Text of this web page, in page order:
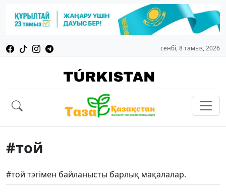
сенбі, 8 тамыз, 2026
#той
#той тэгімен байланысты барлық мақалалар.